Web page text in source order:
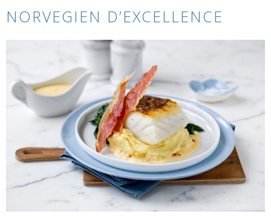
NORVEGIEN D’EXCELLENCE